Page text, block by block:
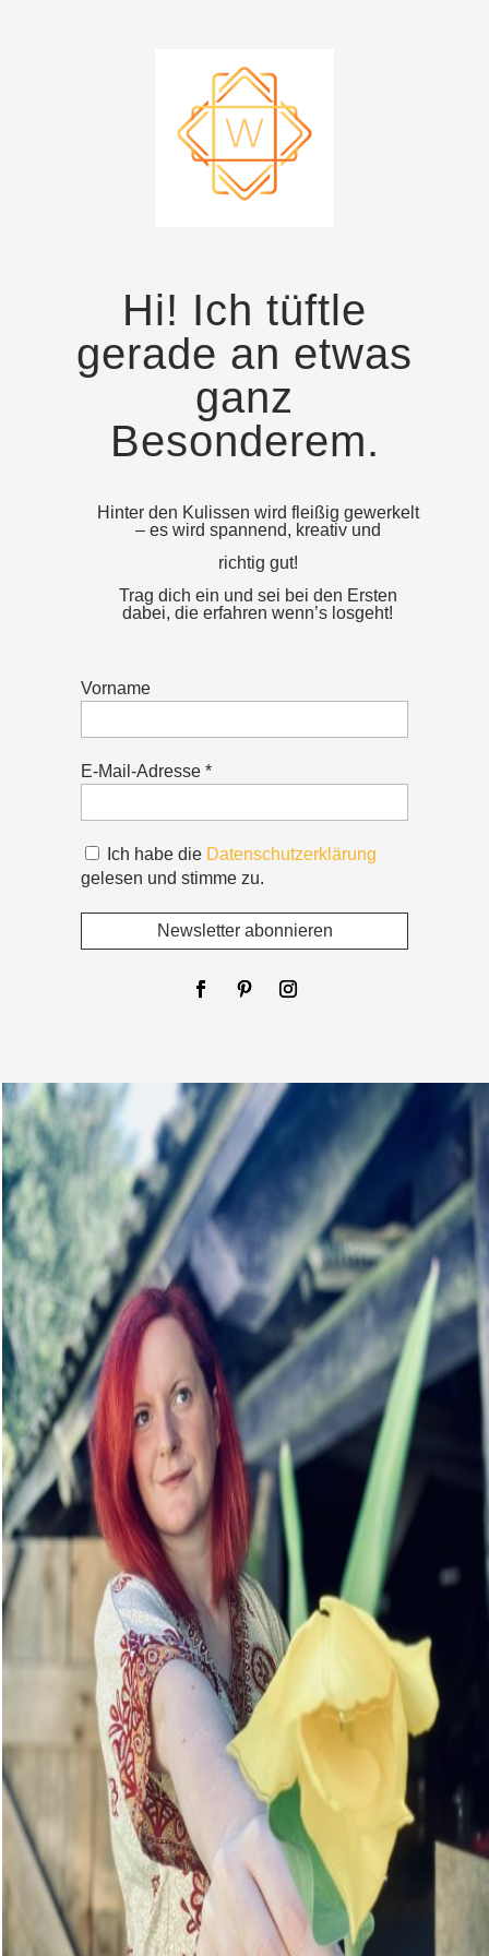
Hi! Ich tüftle
gerade an etwas
ganz
Besonderem.
Hinter den Kulissen wird fleißig gewerkelt
– es wird spannend, kreativ und
richtig gut!
Trag dich ein und sei bei den Ersten
dabei, die erfahren wenn’s losgeht!
Vorname
E-Mail-Adresse *
Ich habe die Datenschutzerklärung
gelesen und stimme zu.